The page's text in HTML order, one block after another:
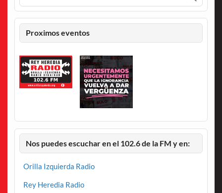
Proximos eventos
Nos puedes escuchar en el 102.6 de la FM y en:
Orilla Izquierda Radio
Rey Heredia Radio